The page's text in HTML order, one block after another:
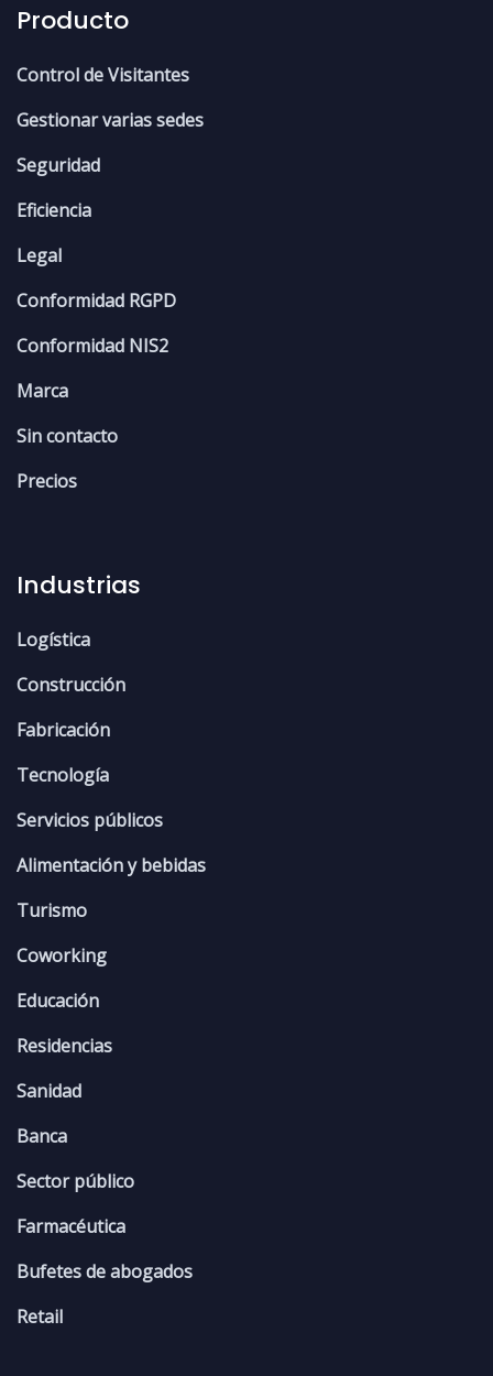
Producto
Control de Visitantes
Gestionar varias sedes
Seguridad
Eficiencia
Legal
Conformidad RGPD
Conformidad NIS2
Marca
Sin contacto
Precios
Industrias
Logística
Construcción
Fabricación
Tecnología
Servicios públicos
Alimentación y bebidas
Turismo
Coworking
Educación
Residencias
Sanidad
Banca
Sector público
Farmacéutica
Bufetes de abogados
Retail